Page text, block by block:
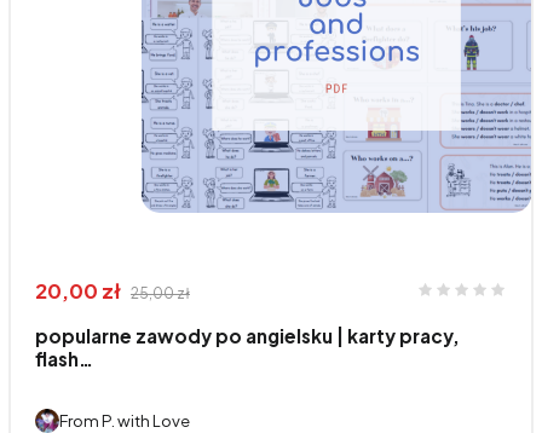
20,00 zł 25,00 zł
popularne zawody po angielsku | karty pracy,
flash…
From P. with Love